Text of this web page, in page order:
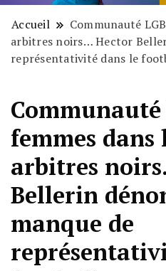
Accueil
Communauté
arbitres noirs… Hector
représentativité dans le
Communauté
femmes dans
arbitres
Bellerin
manque de